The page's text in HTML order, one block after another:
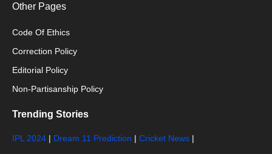
Other Pages
Code Of Ethics
Correction Policy
Editorial Policy
Non-Partisanship Policy
Trending Stories
IPL 2024 | Dream 11 Prediction | Cricket News |